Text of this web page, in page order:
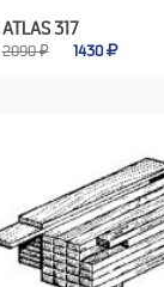
ATLAS 317
2090 ₽ 1430